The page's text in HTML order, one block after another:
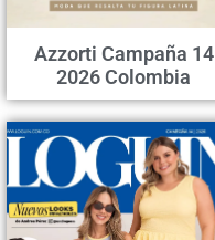
Azzorti Campaña 14
2026 Colombia